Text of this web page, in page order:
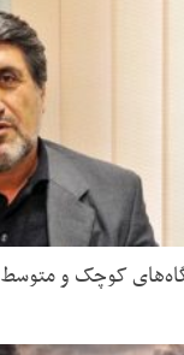
کوچک و متوسط